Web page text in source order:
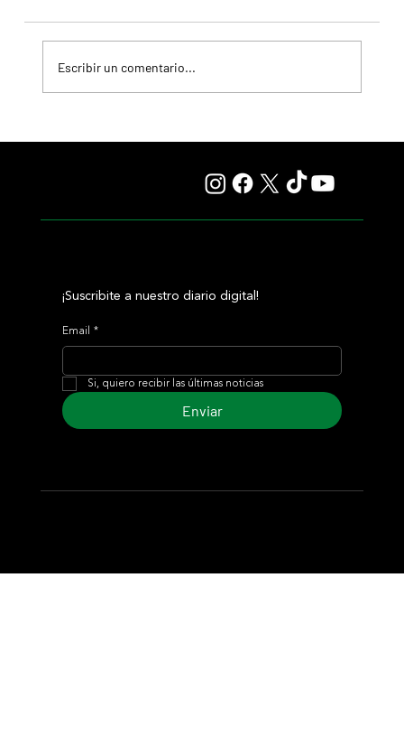
Escribir un comentario...
¡Suscribite a nuestro diario digital!
Email *
Si, quiero recibir las últimas noticias
Enviar